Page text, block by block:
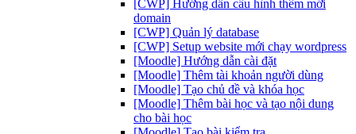
[CWP] Hướng dẫn cấu hình thêm mới
domain
[CWP] Quản lý database
[CWP] Setup website mới chạy wordpress
[Moodle] Hướng dẫn cài đặt
[Moodle] Thêm tài khoản người dùng
[Moodle] Tạo chủ đề và khóa học
[Moodle] Thêm bài học và tạo nội dung
cho bài học